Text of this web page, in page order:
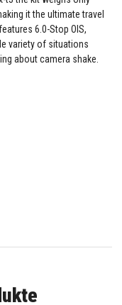
it the ultimate travel
6.0-Stop OIS,
variety of situations
about camera shake.